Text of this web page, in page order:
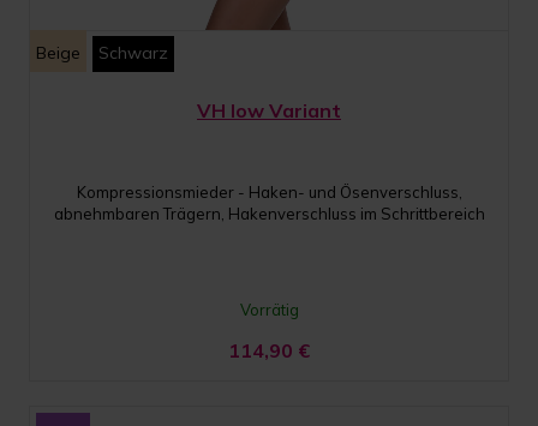
Beige Schwarz
VH low Variant
Kompressionsmieder - Haken- und Ösenverschluss,
abnehmbaren Trägern, Hakenverschluss im Schrittbereich
Vorrätig
114,90 €